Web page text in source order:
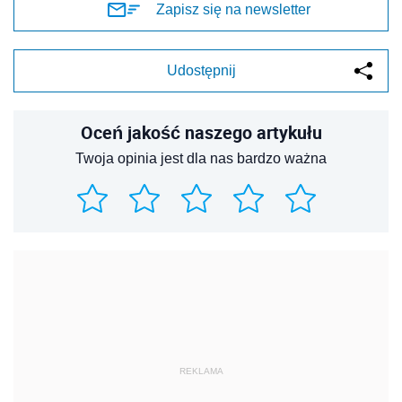
Zapisz się na newsletter
Udostępnij
Oceń jakość naszego artykułu
Twoja opinia jest dla nas bardzo ważna
REKLAMA